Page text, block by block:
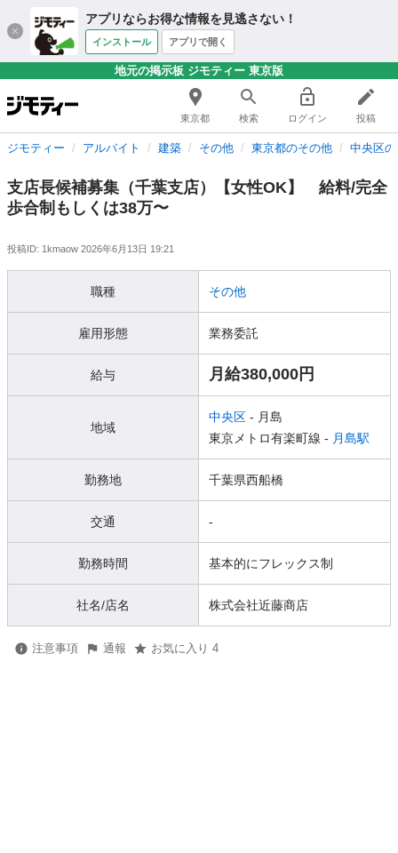
アプリならお得な情報を見逃さない！
インストール アプリで開く
地元の掲示板 ジモティー 東京版
東京都 検索 ログイン 投稿
ジモティー アルバイト 建築 その他 東京都のその他 中央区
支店長候補募集（千葉支店）【女性OK】 給料/完全
歩合制もしくは38万〜
投稿ID: 1kmaow 2026年6月13日 19:21
職種 その他
雇用形態 業務委託
給与 月給380,000円
地域
中央区 - 月島
東京メトロ有楽町線 - 月島駅
勤務地 千葉県西船橋
交通 -
勤務時間 基本的にフレックス制
社名/店名 株式会社近藤商店
注意事項 通報 お気に入り 4